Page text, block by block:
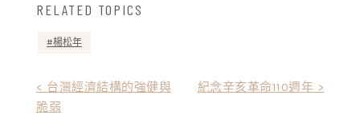
RELATED TOPICS
楊松年
< 台灣經濟結構的強健與
脆弱
紀念辛亥革命110週年 >